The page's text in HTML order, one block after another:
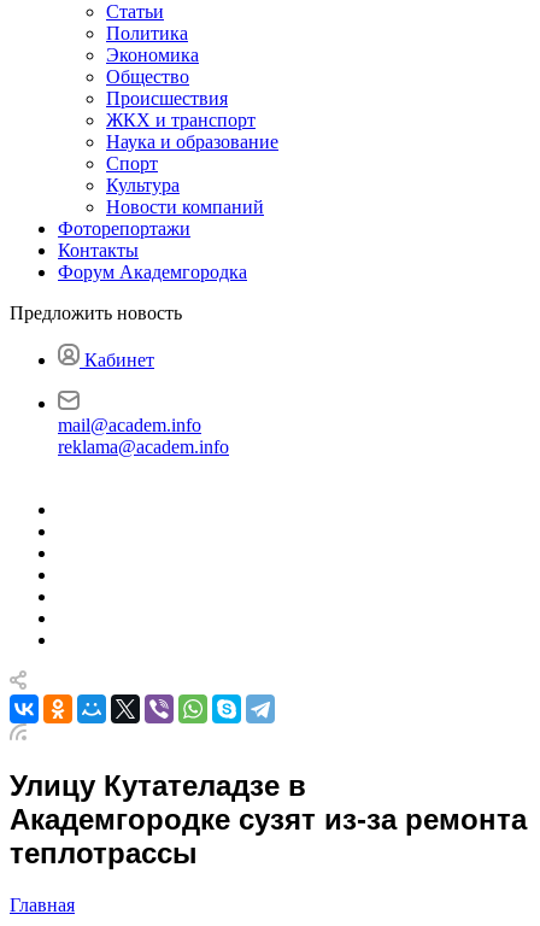
Статьи
Политика
Экономика
Общество
Происшествия
ЖКХ и транспорт
Наука и образование
Спорт
Культура
Новости компаний
Фоторепортажи
Контакты
Форум Академгородка
Предложить новость
Кабинет
mail@academ.info
reklama@academ.info
Улицу Кутателадзе в
Академгородке сузят из-за ремонта
теплотрассы
Главная